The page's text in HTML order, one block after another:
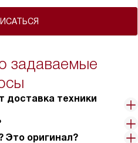
задаваемые
доставка техники
Это оригинал?